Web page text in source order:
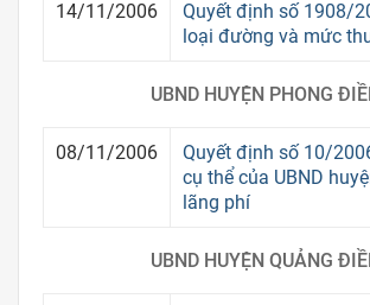
14/11/2006
Quyết định số 1908/
loại đường và mức
UBND HUYỆN PHONG
08/11/2006
Quyết định số 10/
cụ thể của UBND
lãng phí
UBND HUYỆN QUẢNG